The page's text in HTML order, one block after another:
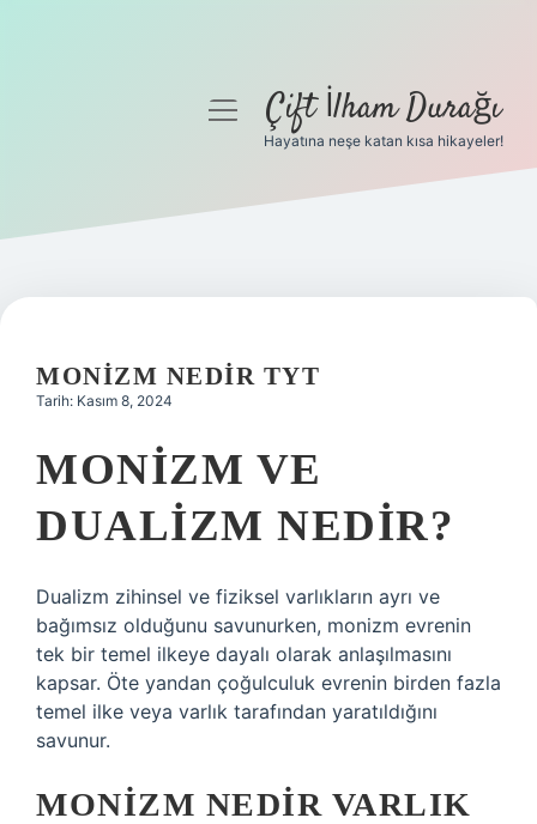
Gizlilik Politikası
Yasal Uyarı
menüyüÇift İlham Durağı
Hayatına neşe katan kısa hikayeler!
MONIZM NEDIR TYT
Tarih: Kasım 8, 2024
MONIZM VE
DUALIZM NEDIR?
Dualizm zihinsel ve fiziksel varlıkların ayrı ve
bağımsız olduğunu savunurken, monizm evrenin
tek bir temel ilkeye dayalı olarak anlaşılmasını
kapsar. Öte yandan çoğulculuk evrenin birden fazla
temel ilke veya varlık tarafından yaratıldığını
savunur.
MONIZM NEDIR VARLIK